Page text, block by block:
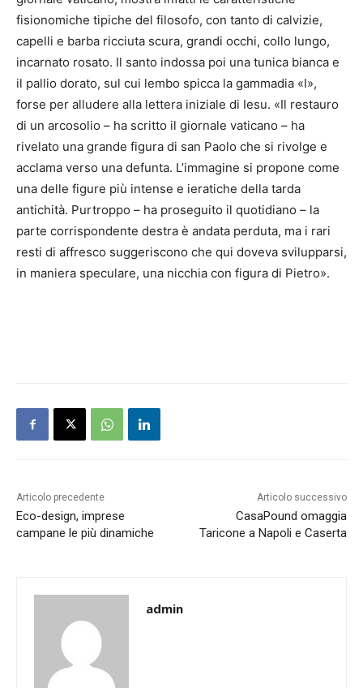
fisionomiche tipiche del filosofo, con tanto di calvizie,
capelli e barba ricciuta scura, grandi occhi, collo lungo,
incarnato rosato. Il santo indossa poi una tunica bianca e
il pallio dorato, sul cui lembo spicca la gammadia «I»,
forse per alludere alla lettera iniziale di Iesu. «Il restauro
di un arcosolio – ha scritto il giornale vaticano – ha
rivelato una grande figura di san Paolo che si rivolge e
acclama verso una defunta. L’immagine si propone come
una delle figure più intense e ieratiche della tarda
antichità. Purtroppo – ha proseguito il quotidiano – la
parte corrispondente destra è andata perduta, ma i rari
resti di affresco suggeriscono che qui doveva svilupparsi,
in maniera speculare, una nicchia con figura di Pietro».
Articolo precedente
Eco-design, imprese
campane le più dinamiche
Articolo successivo
CasaPound omaggia
Taricone a Napoli e Caserta
admin